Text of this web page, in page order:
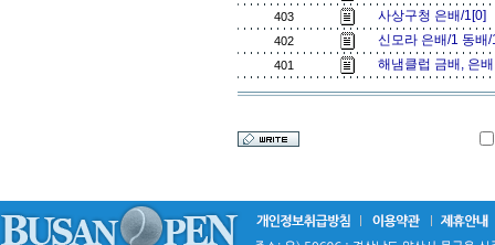
403 사상구청 은배/1[0]
402 신모라 은배/1 동
401 해냄클럽 금배, 은